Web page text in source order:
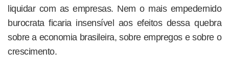
liquidar com as empresas. Nem o mais empedernido
burocrata ficaria insensível aos efeitos dessa quebra
sobre a economia brasileira, sobre empregos e sobre o
crescimento.